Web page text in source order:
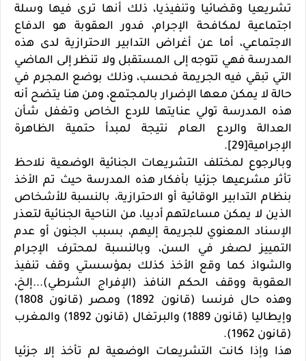
تشريعيا وقضائيا وتنفيذيا، ذلك أنها ترى فيها وسلة
اجتماعية لمكافحة الإجرام، فدور العقوبة هو الدفاع
الاجتماعي، أما عن أغراض التدابير الاحترازية لدى هذه
المدرسة فهي تتوجه إلى المستقبل ولا تنظر إلى الماضي
التي تبقي فيه الجريمة فحسب، وذلك بوضع المجرم في
حالة لا يمكن معها الإضرار بالمجتمع، ومن هنا يتضح أنه
هذه المدرسة تولي عنايتها للردع الخاص وتغفل شأن
العدالة والردع العام نتيجة لمبدأ حتمية الظاهرة
الإجرامية[29].
وبالرجوع لمختلف التشريعات الجنائية الوضعية نلاحظ
تأثر مشرعيها جزئيا بأفكار هذه المدرسة حيث تم الأخذ
بنظام التدابير الوقائية أو الاحترازية، بالنسبة للأشخاص
الذين لا يمكن مساءلتهم أدبيا، من الناحية الجنائية لتعذر
الإسناد المعنوي للجريمة إليهم، بسبب الجنون أو عدم
التمييز لصغر في السن، وبالنسبة لمحترف الإجرام
والشواذ كما وقع الأخذ كذلك بمؤسستي وقف تنفيذ
العقوبة ووقف الحكم النافذ (الإفراج الشرطي)...إلخ،
وهذه حال فرنسا (قانون 1892) ومصر (قانون 1808)
وإيطاليا (قانون 1889) والبرتغال (قانون 1892) والمغرب
(قانون 1962).
هذا وإذا كانت التشريعات الوضعية لم تأخذ إلا جزئيا